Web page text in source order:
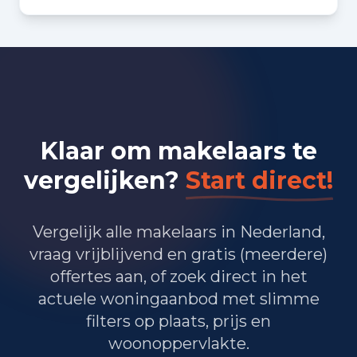
Bedrijvigheid in Rotterdam
(2025)
Zakelijke dienstverlening 27.830
Overheid, onderwijs en zorg 18.985
Landbouw, bosbouw en visserij 340
Vervoer, informatie en communicatie
Financiele diensten en onroerendgoed 3.525
Cultuur, recreatie en overige diensten
Klaar om makelaars te
vergelijken? Start direct!
Vergelijk alle makelaars in Nederland,
vraag vrijblijvend en gratis (meerdere)
offertes aan, of zoek direct in het
actuele woningaanbod met slimme
filters op plaats, prijs en
woonoppervlakte.